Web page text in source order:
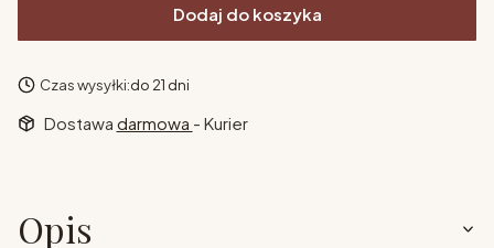
Dodaj do koszyka
Czas wysyłki:do 21 dni
Dostawa darmowa - Kurier
Opis